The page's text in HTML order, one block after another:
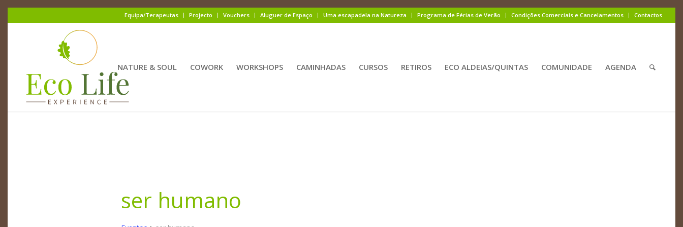
Equipa/Terapeutas Projecto Vouchers Aluguer de Espaço Uma escapadela na Natureza Programa de Férias de Verão Condições Comerciais e Cancelamentos Contactos
NATURE & SOUL COWORK WORKSHOPS CAMINHADAS CURSOS RETIROS ECO ALDEIAS/QUINTAS COMUNIDADE AGENDA
ser humano